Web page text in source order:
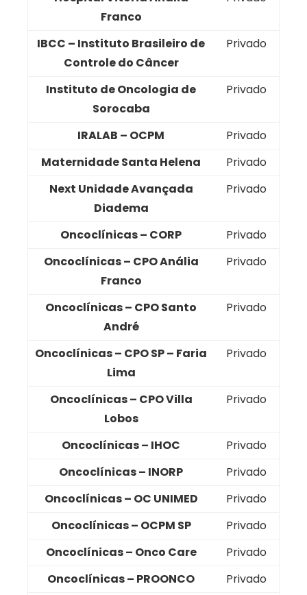
Franco
IBCC – Instituto Brasileiro de
Controle do Câncer
Privado
Instituto de Oncologia de
Sorocaba
Privado
IRALAB – OCPM
Privado
Maternidade Santa Helena
Privado
Next Unidade Avançada
Diadema
Privado
Oncoclínicas – CORP
Privado
Oncoclínicas – CPO Anália
Franco
Privado
Oncoclínicas – CPO Santo
André
Privado
Oncoclínicas – CPO SP – Faria
Lima
Privado
Oncoclínicas – CPO Villa
Lobos
Privado
Oncoclínicas – IHOC
Privado
Oncoclínicas – INORP
Privado
Oncoclínicas – OC UNIMED
Privado
Oncoclínicas – OCPM SP
Privado
Oncoclínicas – Onco Care
Privado
Oncoclínicas – PROONCO
Privado